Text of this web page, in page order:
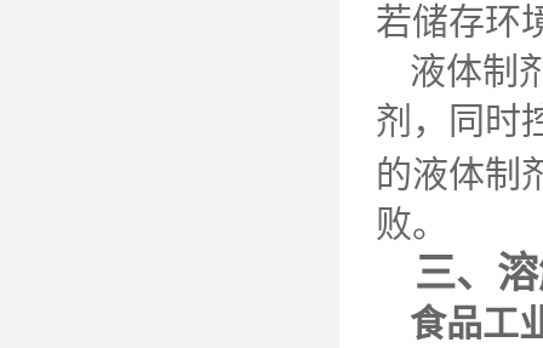
若储存环
液体制
剂，同时
的液体制
败。
三、
食品工